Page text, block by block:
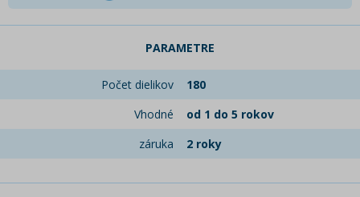
PARAMETRE
Počet dielikov
180
Vhodné
od 1 do 5 rokov
záruka
2 roky